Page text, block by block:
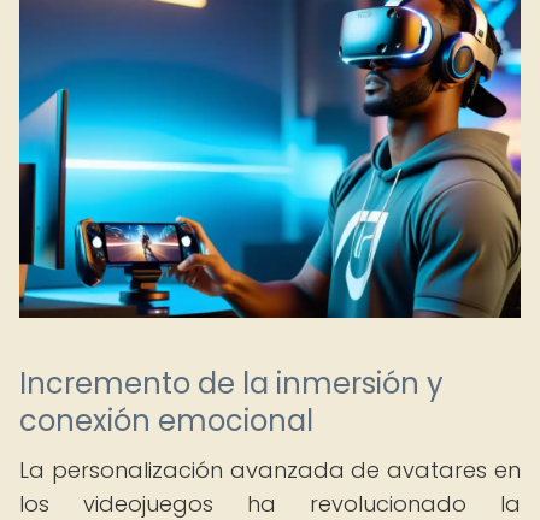
Incremento de la inmersión y
conexión emocional
La personalización avanzada de avatares en
los videojuegos ha revolucionado la